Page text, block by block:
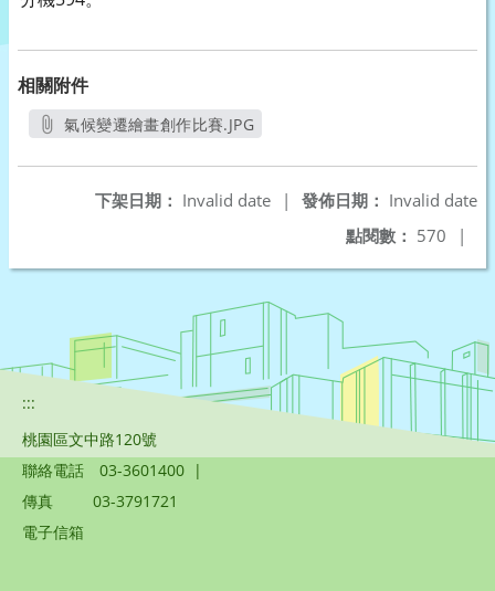
相關附件
氣候變遷繪畫創作比賽.JPG
發佈日期： Invalid date
下架日期： Invalid date
|
點閱數： 570 |
:::
桃園區文中路120號
聯絡電話
03-3601400 |
傳真
03-3791721
電子信箱